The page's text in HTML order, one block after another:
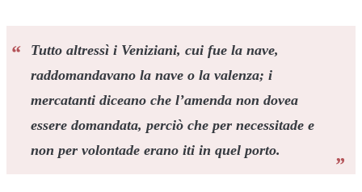
Tutto altressì i Veniziani, cui fue la nave,
raddomandavano la nave o la valenza; i
mercatanti diceano che l’amenda non dovea
essere domandata, perciò che per necessitade e
non per volontade erano iti in quel porto.